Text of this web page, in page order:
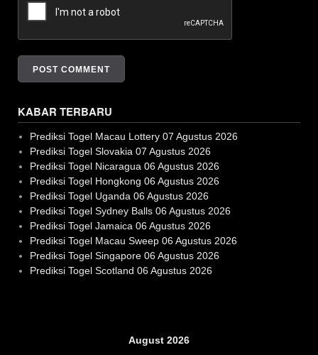
KABAR TERBARU
Prediksi Togel Macau Lottery 07 Agustus 2026
Prediksi Togel Slovakia 07 Agustus 2026
Prediksi Togel Nicaragua 06 Agustus 2026
Prediksi Togel Hongkong 06 Agustus 2026
Prediksi Togel Uganda 06 Agustus 2026
Prediksi Togel Sydney Balls 06 Agustus 2026
Prediksi Togel Jamaica 06 Agustus 2026
Prediksi Togel Macau Sweep 06 Agustus 2026
Prediksi Togel Singapore 06 Agustus 2026
Prediksi Togel Scotland 06 Agustus 2026
August 2026